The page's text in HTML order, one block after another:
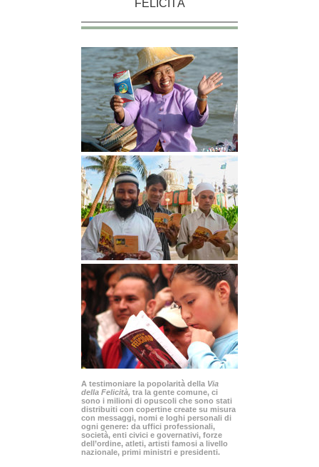
FELICITÀ
A testimoniare la popolarità della Via
della Felicità, tra la gente comune, ci
sono i milioni di opuscoli che sono stati
distribuiti con copertine create su misura
con messaggi, nomi e loghi personali di
ogni genere: da uffici professionali,
società, enti civici e governativi, forze
dell’ordine, atleti, artisti famosi a livello
nazionale, primi ministri e presidenti.